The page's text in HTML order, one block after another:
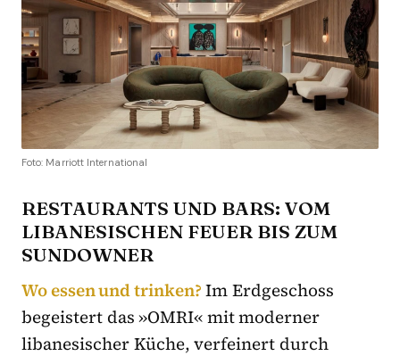
Foto: Marriott International
RESTAURANTS UND BARS: VOM
LIBANESISCHEN FEUER BIS ZUM
SUNDOWNER
Wo essen und trinken?Im Erdgeschoss
begeistert das »OMRI« mit moderner
libanesischer Küche, verfeinert durch